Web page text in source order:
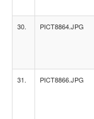
30. PICT8864.JPG
31. PICT8866.JPG